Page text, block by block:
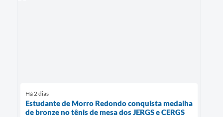
Há 2 dias
Estudante de Morro Redondo conquista medalha
de bronze no tênis de mesa dos JERGS e CERGS